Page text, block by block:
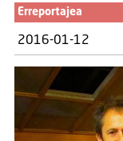
Erreportajea
2016-01-12